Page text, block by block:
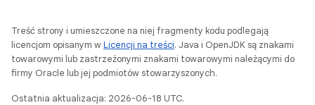
Treść strony i umieszczone na niej fragmenty kodu podlegają
licencjom opisanym wLicencji na treści. Java i OpenJDK są znakami
towarowymi lub zastrzeżonymi znakami towarowymi należącymi do
firmy Oracle lub jej podmiotów stowarzyszonych.
Ostatnia aktualizacja: 2026-06-18 UTC.